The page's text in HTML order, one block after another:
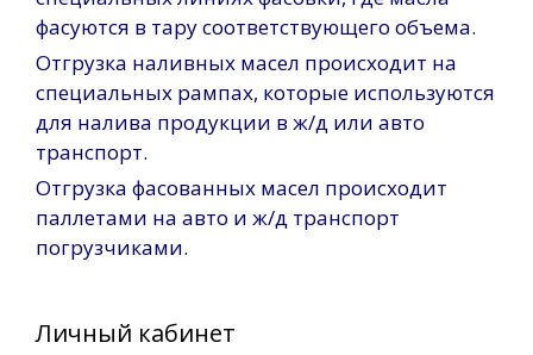
фасуются в тару соответствующего объема.
Отгрузка наливных масел происходит на
специальных рампах, которые используются
для налива продукции в ж/д или авто
транспорт.
Отгрузка фасованных масел происходит
паллетами на авто и ж/д транспорт
погрузчиками.
Личный кабинет